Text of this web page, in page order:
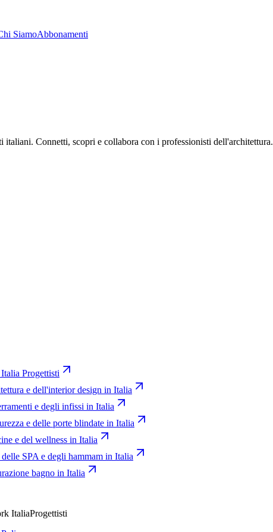
SiamoAbbonamenti
Connetti, scopri e collabora con i professionisti dell'architettura.
Progettisti
e dell'interior design in Italia
e degli infissi in Italia
e delle porte blindate in Italia
e del wellness in Italia
SPA e degli hammam in Italia
bagno in Italia
ItaliaProgettisti